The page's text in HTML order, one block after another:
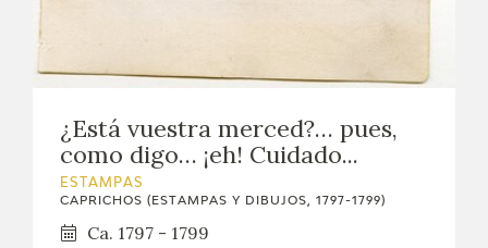
¿Está vuestra merced?… pues,
como digo… ¡eh! Cuidado...
ESTAMPAS
CAPRICHOS (ESTAMPAS Y DIBUJOS, 1797-1799)
Ca. 1797 - 1799